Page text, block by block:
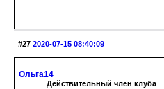
#27 2020-07-15 08:40:09
Ольга14
Действительный член клуба